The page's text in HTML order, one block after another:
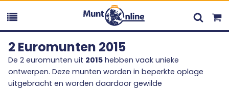
2 Euromunten 2015
De 2 euromunten uit 2015 hebben vaak unieke
ontwerpen. Deze munten worden in beperkte oplage
uitgebracht en worden daardoor gewilde